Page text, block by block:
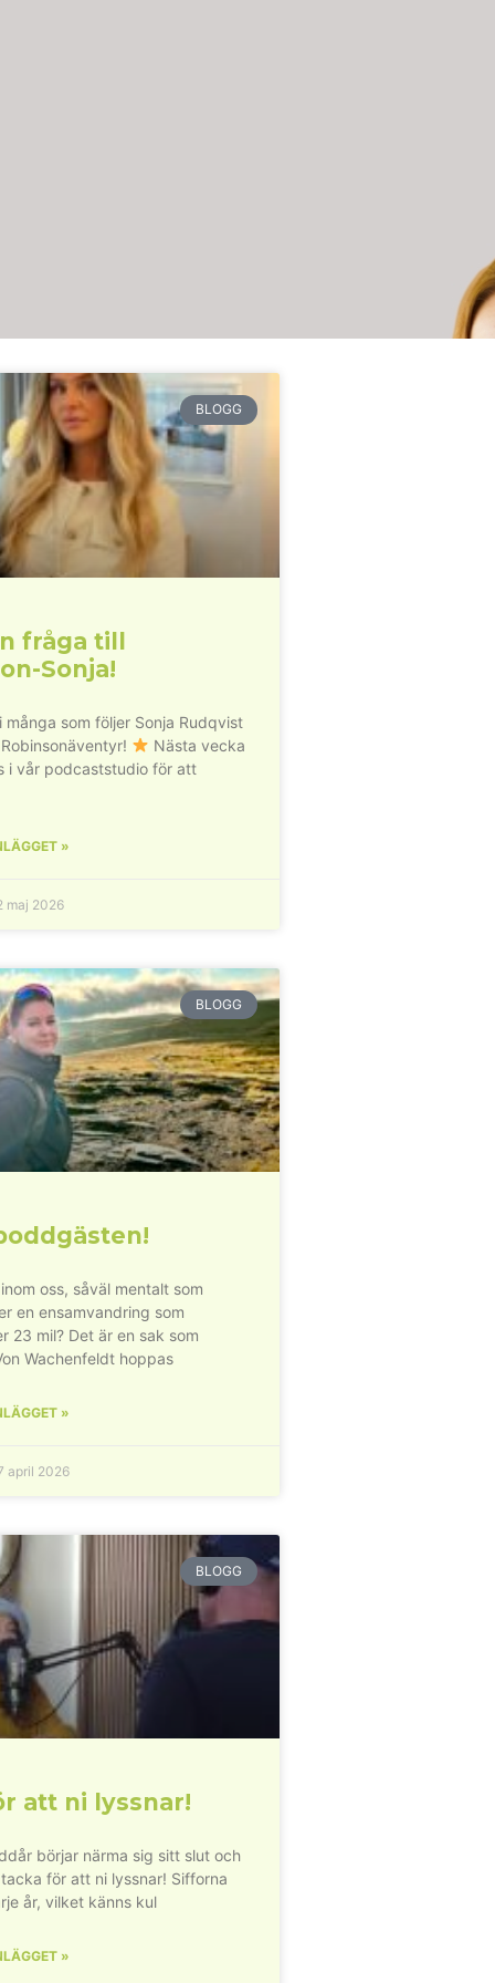
BLOGG
fråga till
Sonja!
många som följer Sonja Rudqvist
Nästa vecka
i vår podcaststudio för att
»
maj 2026
BLOGG
oss, såväl mentalt som
en ensamvandring som
23 mil? Det är en sak som
Wachenfeldt hoppas
»
april 2026
BLOGG
att ni lyssnar!
börjar närma sig sitt slut och
för att ni lyssnar! Sifforna
år, vilket känns kul
»